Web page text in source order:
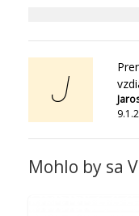
J
Mohlo by sa